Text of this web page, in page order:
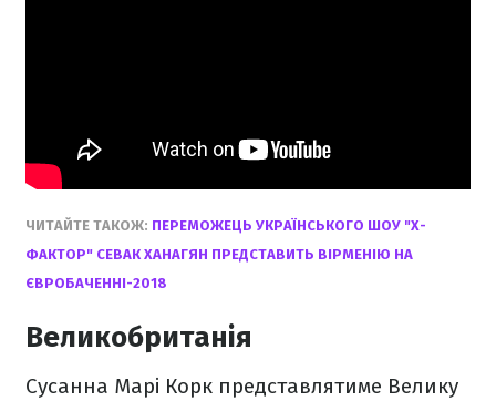
ЧИТАЙТЕ ТАКОЖ: ПЕРЕМОЖЕЦЬ УКРАЇНСЬКОГО ШОУ "Х-
ФАКТОР" СЕВАК ХАНАГЯН ПРЕДСТАВИТЬ ВІРМЕНІЮ НА
ЄВРОБАЧЕННІ-2018
Великобританія
Сусанна Марі Корк представлятиме Велику